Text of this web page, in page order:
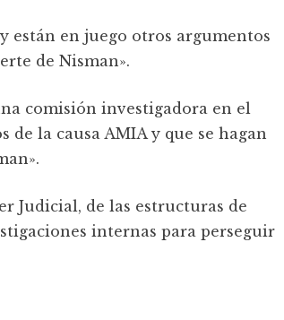
están en juego otros argumentos
de Nisman».
comisión investigadora en el
la causa AMIA y que se hagan
Judicial, de las estructuras de
internas para perseguir